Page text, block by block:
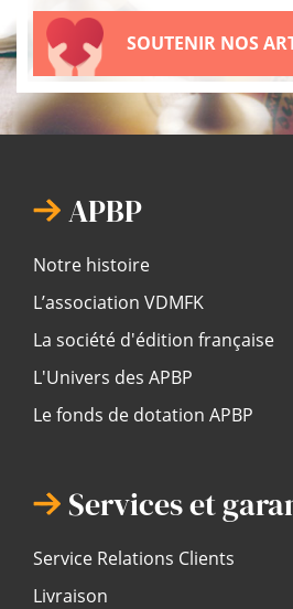
SOUTENIR NOS
APBP
Notre histoire
L’association VDMFK
La société d'édition française
L'Univers des APBP
Le fonds de dotation APBP
Services et
Service Relations Clients
Livraison